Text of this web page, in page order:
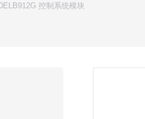
控制系统模块